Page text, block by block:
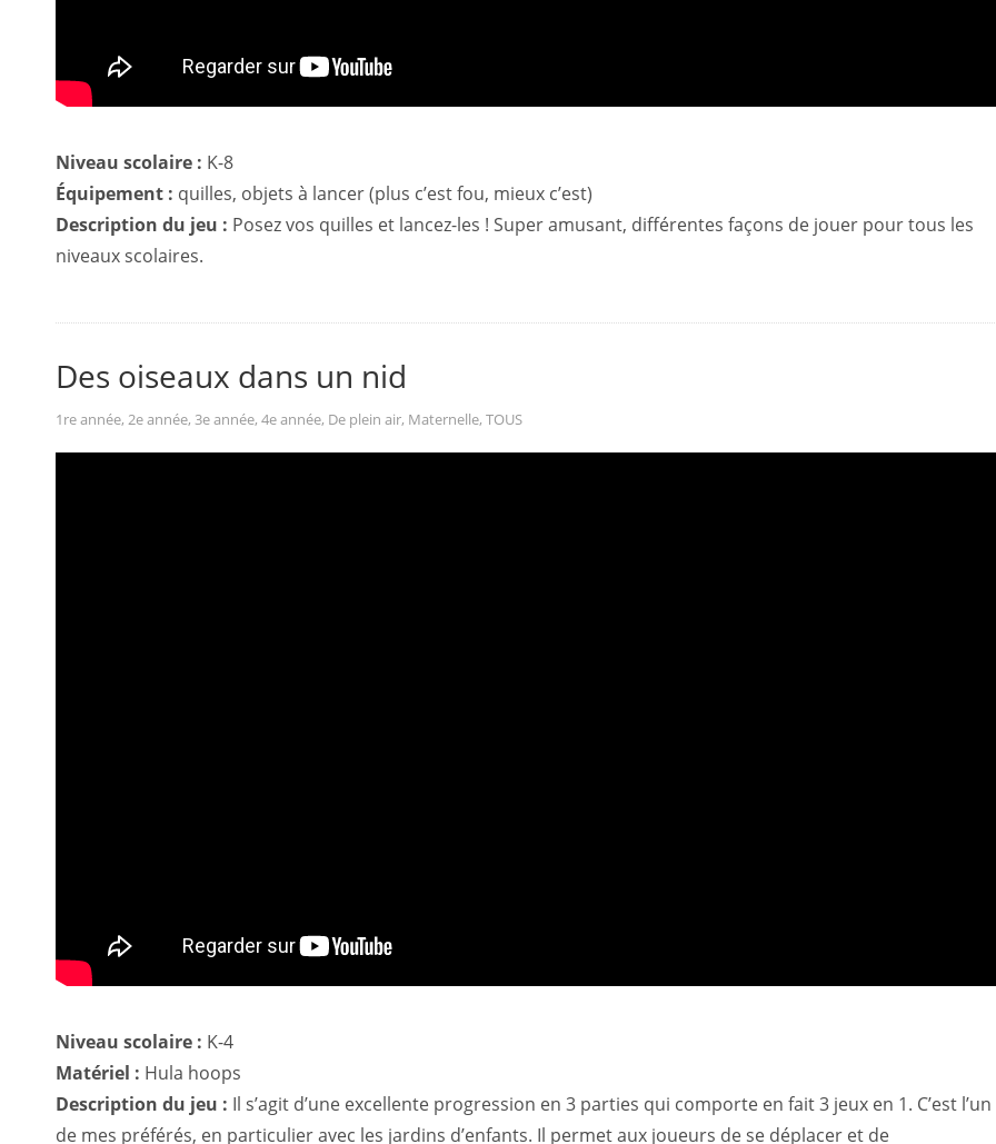
Niveau scolaire : K-8
Équipement : quilles, objets à lancer (plus c’est fou, mieux c’est)
Description du jeu : Posez vos quilles et lancez-les ! Super amusant, différentes façons de jouer pour tous les
niveaux scolaires.
Des oiseaux dans un nid
1re année, 2e année, 3e année, 4e année, De plein air, Maternelle, TOUS
Niveau scolaire : K-4
Matériel : Hula hoops
Description du jeu : Il s’agit d’une excellente progression en 3 parties qui comporte en fait 3 jeux en 1. C’est l’un
de mes préférés, en particulier avec les jardins d’enfants. Il permet aux joueurs de se déplacer et de